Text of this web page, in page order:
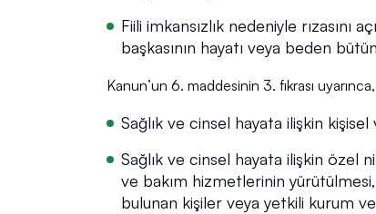
Fiili imkansızlık nedeniyle
başkasının hayatı veya beden
Kanun’un 6. maddesinin 3. fıkrası
Sağlık ve cinsel hayata ilişkin
Sağlık ve cinsel hayata ilişkin özel
ve bakım hizmetlerinin
bulunan kişiler veya yetkili kurum